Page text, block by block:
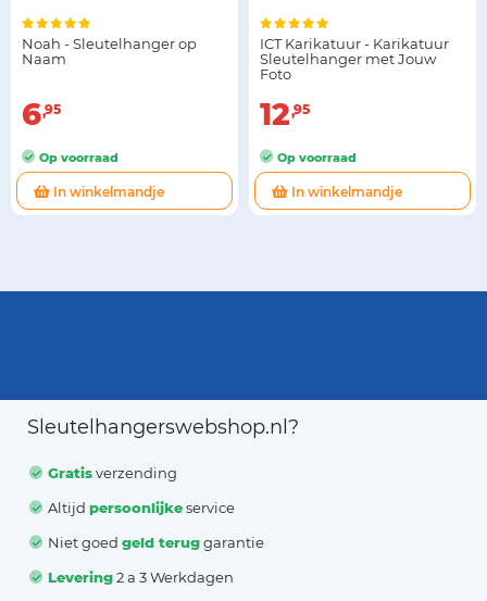
Noah - Sleutelhanger op
Naam
6 95
Op voorraad
In winkelmandje
ICT Karikatuur - Karikatuur
Sleutelhanger met Jouw
Foto
12 95
Op voorraad
In winkelmandje
Sleutelhangerswebshop.nl?
Gratisverzending
Altijdpersoonlijkeservice
Niet goedgeld teruggarantie
Levering2 a 3 Werkdagen